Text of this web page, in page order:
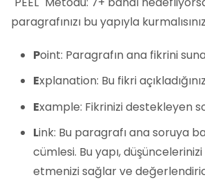
paragrafınızı bu yapıyla
Point: Paragrafın ana fikrini
Explanation: Bu fikri
Example: Fikrinizi destekleyen
Link: Bu paragrafı ana soruya
cümlesi. Bu yapı,
etmenizi sağlar ve